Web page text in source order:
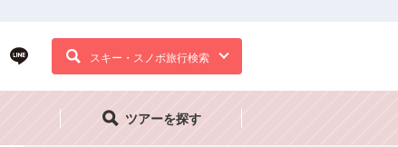
スキー・スノボ旅行検索
ツアーを探す